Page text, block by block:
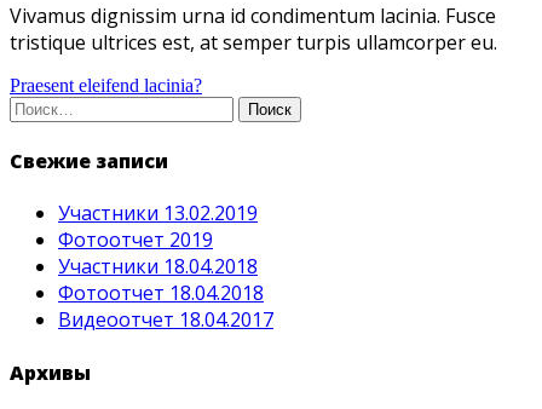
Vivamus dignissim urna id condimentum lacinia. Fusce
tristique ultrices est, at semper turpis ullamcorper eu.
Навигация
по
записям
Praesent eleifend lacinia?
Найти:
Свежие записи
Участники 13.02.2019
Фотоотчет 2019
Участники 18.04.2018
Фотоотчет 18.04.2018
Видеоотчет 18.04.2017
Архивы